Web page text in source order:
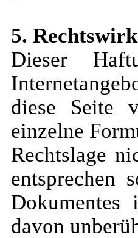
5.
Dieser
diese Seite
einzelne
Rechtslage
entsprechen
davon